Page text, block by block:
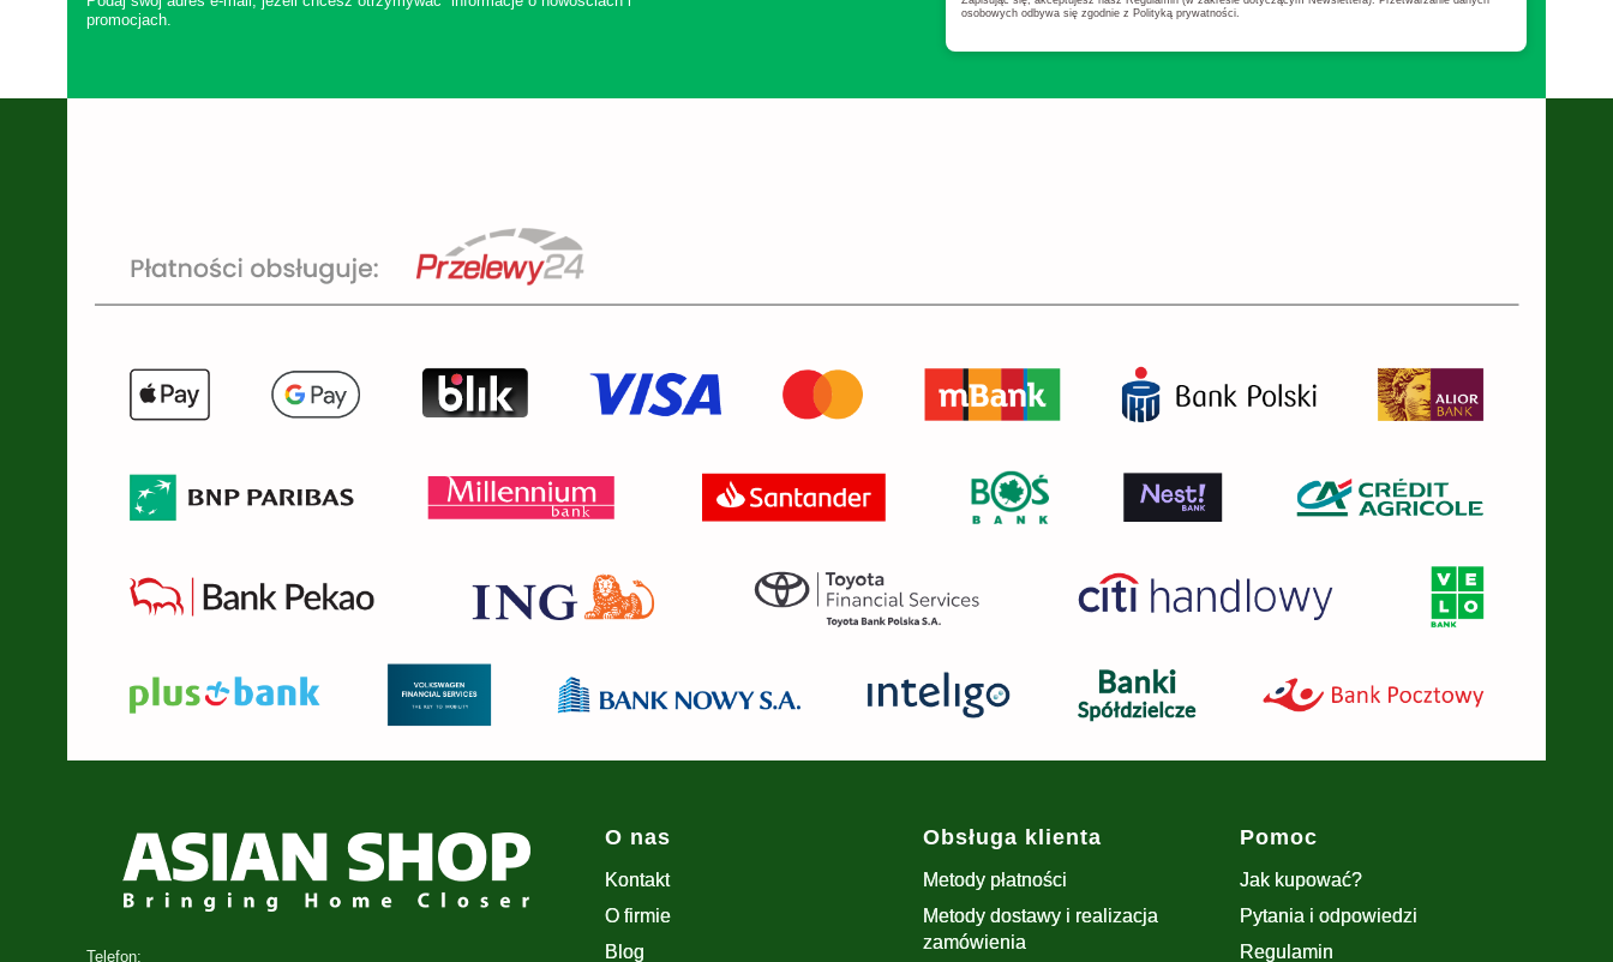
promocjach.
osobowych odbywa się zgodnie z Polityką prywatności.
Telefon:
Linki w stopce
O nas
Kontakt
O firmie
Blog
Obsługa klienta
Metody płatności
Metody dostawy i realizacja
zamówienia
Pomoc
Jak kupować?
Pytania i odpowiedzi
Regulamin